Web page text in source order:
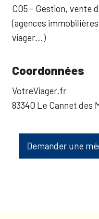
C05 - Gestion, vente
(agences
viager...)
Coordonnées
VotreViager.fr
83340 Le Cannet des
Demander une